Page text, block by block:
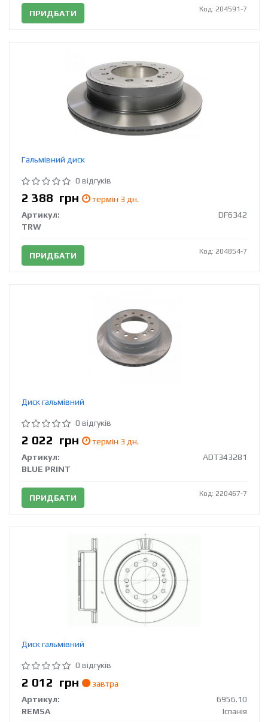
ПРИДБАТИ Код: 204591-7
Гальмівний диск
0 відгуків
2 388 грн
термін 3 дн.
Артикул:
DF6342
TRW
ПРИДБАТИ Код: 204854-7
Диск гальмівний
0 відгуків
2 022 грн
термін 3 дн.
Артикул:
ADT343281
BLUE PRINT
ПРИДБАТИ Код: 220467-7
Диск гальмівний
0 відгуків
2 012 грн
завтра
Артикул:
6956.10
REMSA
Іспанія